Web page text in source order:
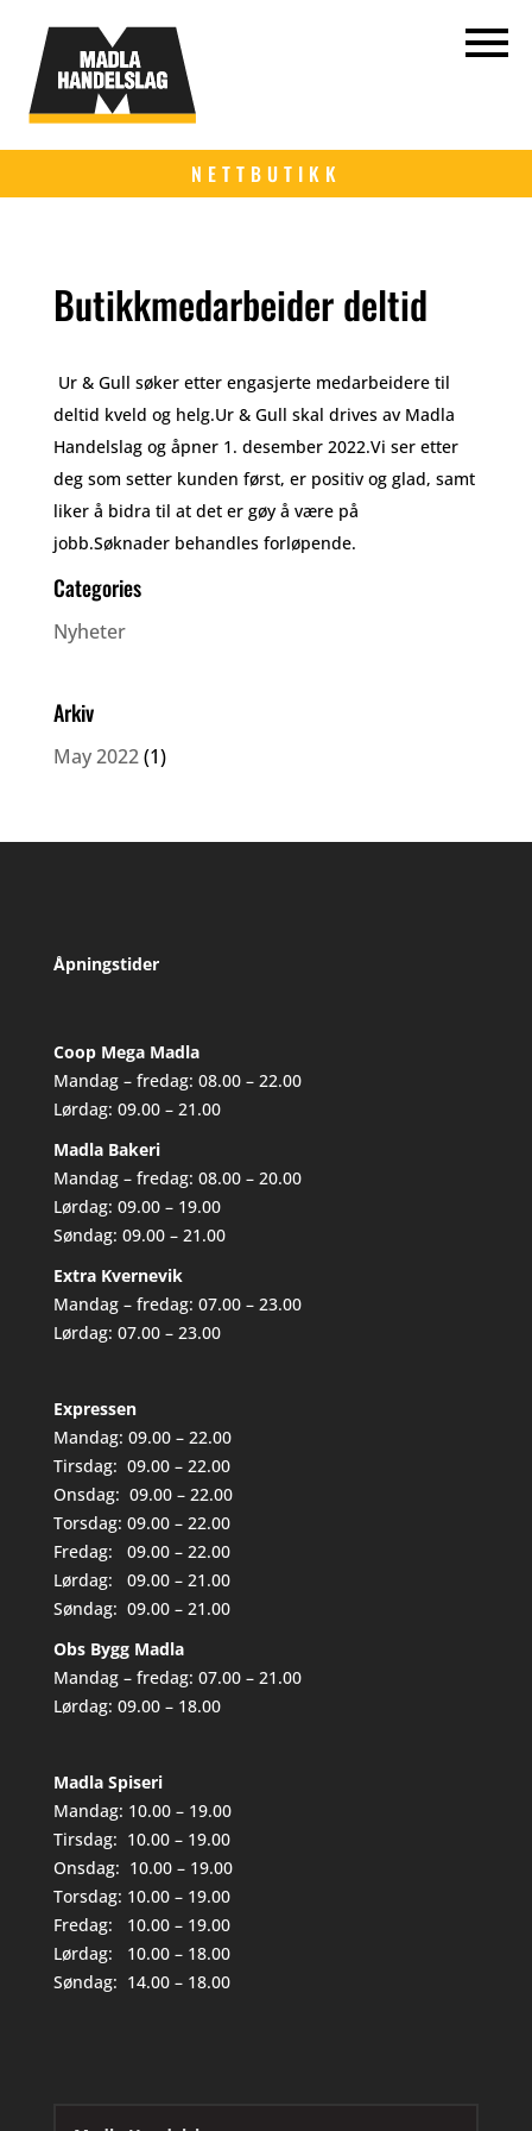
NETTBUTIKK
Butikkmedarbeider deltid
Ur & Gull søker etter engasjerte medarbeidere til
deltid kveld og helg.Ur & Gull skal drives av Madla
Handelslag og åpner 1. desember 2022.Vi ser etter
deg som setter kunden først, er positiv og glad, samt
liker å bidra til at det er gøy å være på
jobb.Søknader behandles forløpende.
Categories
Nyheter
Arkiv
May 2022(1)
Åpningstider
Coop Mega Madla
Mandag – fredag: 08.00 – 22.00
Lørdag: 09.00 – 21.00
Madla Bakeri
Mandag – fredag: 08.00 – 20.00
Lørdag: 09.00 – 19.00
Søndag: 09.00 – 21.00
Extra Kvernevik
Mandag – fredag: 07.00 – 23.00
Lørdag: 07.00 – 23.00
Expressen
Mandag: 09.00 – 22.00
Tirsdag: 09.00 – 22.00
Onsdag: 09.00 – 22.00
Torsdag: 09.00 – 22.00
Fredag: 09.00 – 22.00
Lørdag: 09.00 – 21.00
Søndag: 09.00 – 21.00
Obs Bygg Madla
Mandag – fredag: 07.00 – 21.00
Lørdag: 09.00 – 18.00
Madla Spiseri
Mandag: 10.00 – 19.00
Tirsdag: 10.00 – 19.00
Onsdag: 10.00 – 19.00
Torsdag: 10.00 – 19.00
Fredag: 10.00 – 19.00
Lørdag: 10.00 – 18.00
Søndag: 14.00 – 18.00